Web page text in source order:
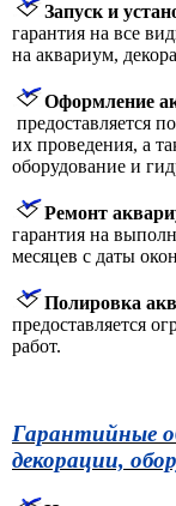
Запуск и
гарантия на все
на аквариум,
Оформление
предоставляется
их проведения, а
оборудование и
Ремонт
гарантия на
месяцев с даты
Полировка
предоставляется
работ.
Гарантийные
декорации,